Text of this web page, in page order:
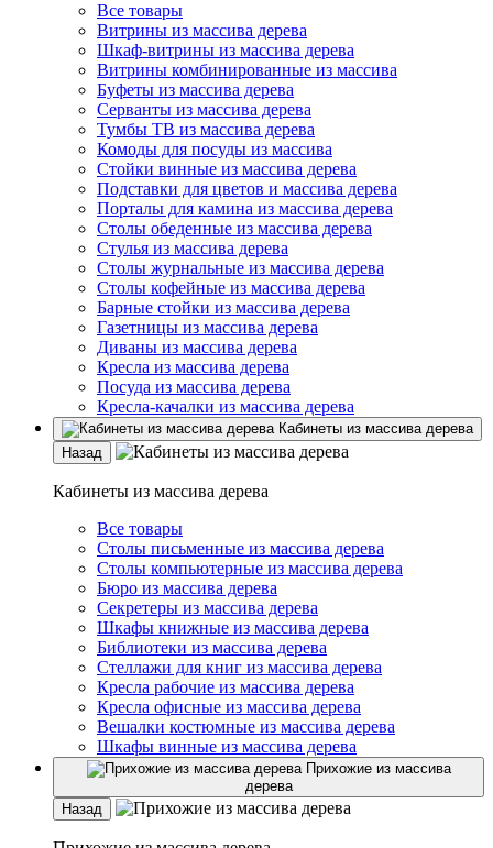
Все товары
Витрины из массива дерева
Шкаф-витрины из массива дерева
Витрины комбинированные из массива
Буфеты из массива дерева
Серванты из массива дерева
Тумбы ТВ из массива дерева
Комоды для посуды из массива
Стойки винные из массива дерева
Подставки для цветов и массива дерева
Порталы для камина из массива дерева
Столы обеденные из массива дерева
Стулья из массива дерева
Столы журнальные из массива дерева
Столы кофейные из массива дерева
Барные стойки из массива дерева
Газетницы из массива дерева
Диваны из массива дерева
Кресла из массива дерева
Посуда из массива дерева
Кресла-качалки из массива дерева
Кабинеты из массива дерева
Назад
Кабинеты из массива дерева
Все товары
Столы письменные из массива дерева
Столы компьютерные из массива дерева
Бюро из массива дерева
Секретеры из массива дерева
Шкафы книжные из массива дерева
Библиотеки из массива дерева
Стеллажи для книг из массива дерева
Кресла рабочие из массива дерева
Кресла офисные из массива дерева
Вешалки костюмные из массива дерева
Шкафы винные из массива дерева
Прихожие из массива
дерева
Назад